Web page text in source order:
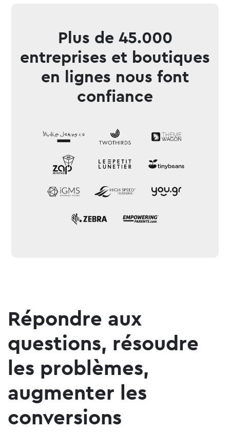
Plus de 45.000
entreprises et boutiques
en lignes nous font
confiance
Répondre aux
questions, résoudre
les problèmes,
augmenter les
conversions